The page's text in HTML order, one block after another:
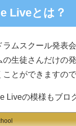
Liveとは？
ラムスクール発表
の生徒さんだけの
ことができますの
Liveの模様もブロ